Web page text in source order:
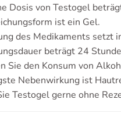
Dosis von Testogel
ist ein Gel.
des Medikaments setzt
beträgt 24
Sie den Konsum von
Nebenwirkung ist
Testogel gerne ohne